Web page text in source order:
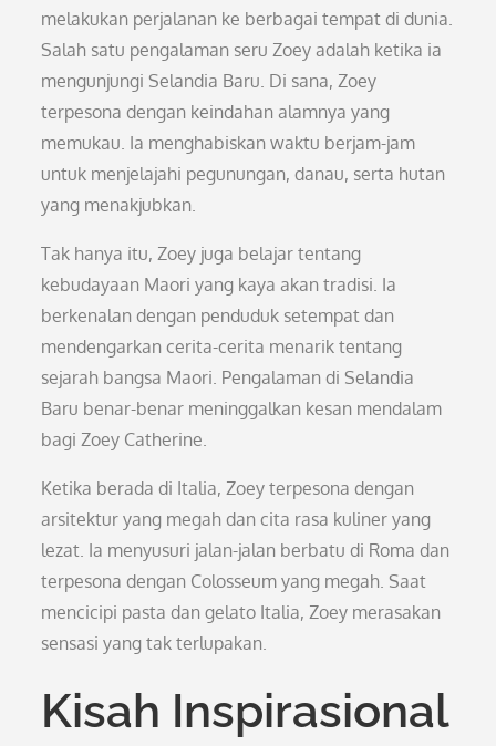
melakukan perjalanan ke berbagai tempat di dunia.
Salah satu pengalaman seru Zoey adalah ketika ia
mengunjungi Selandia Baru. Di sana, Zoey
terpesona dengan keindahan alamnya yang
memukau. Ia menghabiskan waktu berjam-jam
untuk menjelajahi pegunungan, danau, serta hutan
yang menakjubkan.
Tak hanya itu, Zoey juga belajar tentang
kebudayaan Maori yang kaya akan tradisi. Ia
berkenalan dengan penduduk setempat dan
mendengarkan cerita-cerita menarik tentang
sejarah bangsa Maori. Pengalaman di Selandia
Baru benar-benar meninggalkan kesan mendalam
bagi Zoey Catherine.
Ketika berada di Italia, Zoey terpesona dengan
arsitektur yang megah dan cita rasa kuliner yang
lezat. Ia menyusuri jalan-jalan berbatu di Roma dan
terpesona dengan Colosseum yang megah. Saat
mencicipi pasta dan gelato Italia, Zoey merasakan
sensasi yang tak terlupakan.
Kisah Inspirasional